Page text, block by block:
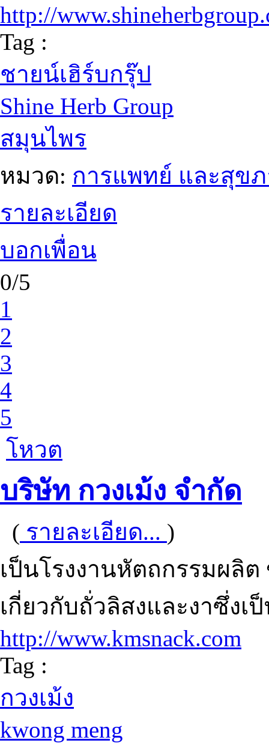
http://
Tag :
ชายน์เฮิร์บกรุ๊ป
Shine Herb Group
สมุนไพร
หมวด: การแพทย์ และสุข
รายละเอียด
บอกเพื่อน
0/5
1
2
3
4
5
โหวต
บริษัท กวงเม้ง จำกัด
( รายละเอียด... )
เป็นโรงงานหัตถกรรมผลิ
เกี่ยวกับถั่วลิสงและงาซึ่ง
http://www.kmsnack.com
Tag :
กวงเม้ง
kwong meng